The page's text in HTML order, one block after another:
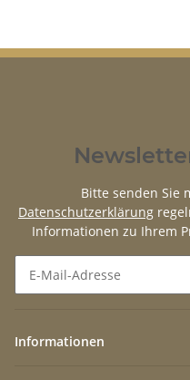
Bitte senden Sie
Datenschutzerklärung
Informationen zu Ihrem
Informationen